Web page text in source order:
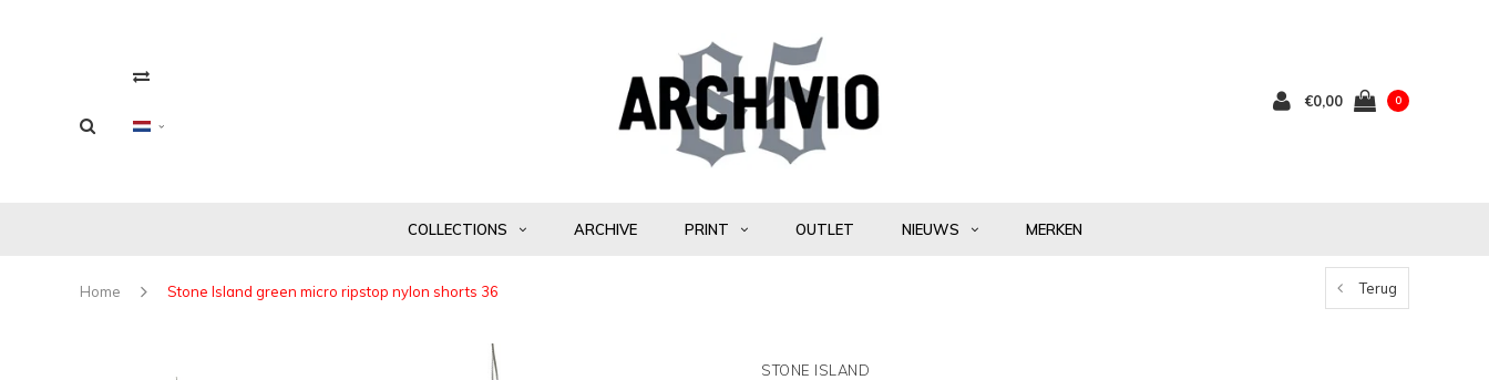
€0,00 0
COLLECTIONS ARCHIVE PRINT OUTLET NIEUWS MERKEN
Home Stone Island green micro ripstop nylon shorts 36 Terug
STONE ISLAND